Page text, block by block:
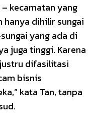
kecamatan yang
hanya dihilir sungai
yang ada di
juga tinggi. Karena
difasilitasi
bisnis
kata Tan, tanpa